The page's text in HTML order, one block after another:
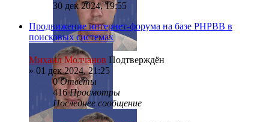
30 дек 2024, 19:55
Продвижение интернет-форума на базе PHPBB в
поисковых системах
Михаил Молчанов Подтверждён
» 01 дек 2024, 21:25
0Ответы
416Просмотры
Последнее сообщение